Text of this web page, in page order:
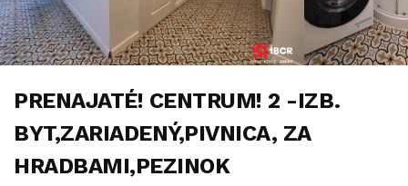
PRENAJATÉ! CENTRUM! 2 -IZB.
BYT,ZARIADENÝ,PIVNICA, ZA
HRADBAMI,PEZINOK